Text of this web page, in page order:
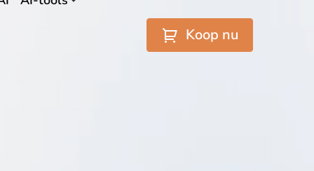
Koop nu